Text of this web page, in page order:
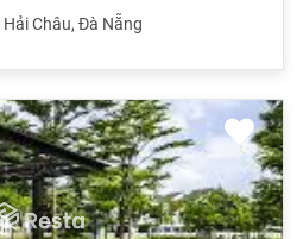
Hải Châu, Đà Nẵng